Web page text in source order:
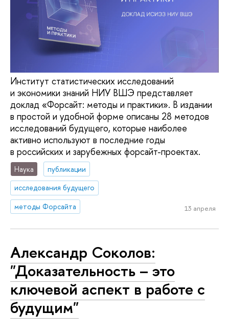
Институт статистических исследований
и экономики знаний НИУ ВШЭ представляет
доклад «Форсайт: методы и практики». В издании
в простой и удобной форме описаны 28 методов
исследований будущего, которые наиболее
активно используют в последние годы
в российских и зарубежных форсайт-проектах.
Наука
публикации
исследования будущего
методы Форсайта
13 апреля
Александр Соколов:
"Доказательность – это
ключевой аспект в работе с
будущим"